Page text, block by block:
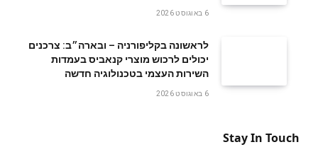
6 באוגוסט 2026
לראשונה בקליפורניה – ובארה״ב: צרכנים
יכולים לרכוש מוצרי קנאביס בעמדות
השירות העצמי בטכנולוגיה חדשה
6 באוגוסט 2026
Stay In Touch